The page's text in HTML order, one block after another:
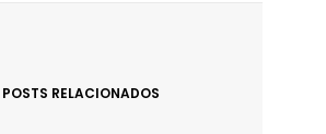
POSTS RELACIONADOS